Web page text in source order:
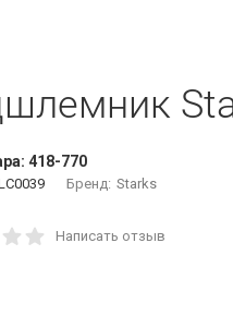
418-770
Бренд: Starks
Написать отзыв